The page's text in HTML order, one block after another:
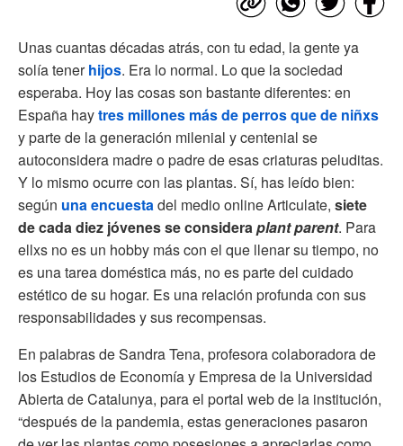
Unas cuantas décadas atrás, con tu edad, la gente ya
solía tenerhijos. Era lo normal. Lo que la sociedad
esperaba. Hoy las cosas son bastante diferentes: en
España haytres millones más de perros que de niñxs
y parte de la generación milenial y centenial se
autoconsidera madre o padre de esas criaturas peluditas.
Y lo mismo ocurre con las plantas. Sí, has leído bien:
según una encuestadel medio online Articulate, siete
de cada diez jóvenes se consideraplant parent. Para
ellxs no es un hobby más con el que llenar su tiempo, no
es una tarea doméstica más, no es parte del cuidado
estético de su hogar. Es una relación profunda con sus
responsabilidades y sus recompensas.
En palabras de Sandra Tena, profesora colaboradora de
los Estudios de Economía y Empresa de la Universidad
Abierta de Catalunya, para el portal web de la institución,
“después de la pandemia, estas generaciones pasaron